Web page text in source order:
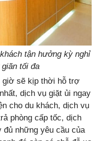
tận hưởng kỳ nghỉ
tối đa
giờ sẽ kịp thời hỗ trợ
dịch vụ giặt ủi ngay
cho du khách, dịch vụ
phòng cấp tốc, dịch
những yêu cầu của